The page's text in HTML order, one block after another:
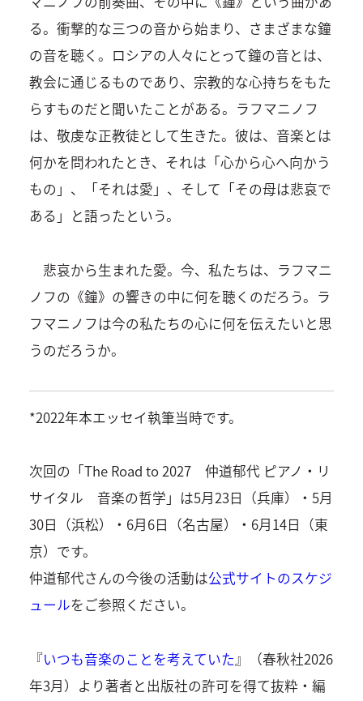
る。衝撃的な三つの音から始まり、さまざまな鐘
の音を聴く。ロシアの人々にとって鐘の音とは、
教会に通じるものであり、宗教的な心持ちをもた
らすものだと聞いたことがある。ラフマニノフ
は、敬虔な正教徒として生きた。彼は、音楽とは
何かを問われたとき、それは「心から心へ向かう
もの」、「それは愛」、そして「その母は悲哀で
ある」と語ったという。
悲哀から生まれた愛。今、私たちは、ラフマニ
ノフの《鐘》の響きの中に何を聴くのだろう。ラ
フマニノフは今の私たちの心に何を伝えたいと思
うのだろうか。
*2022年本エッセイ執筆当時です。
次回の「The Road to 2027 仲道郁代 ピアノ・リ
サイタル 音楽の哲学」は5月23日（兵庫）・5月
30日（浜松）・6月6日（名古屋）・6月14日（東
京）です。
仲道郁代さんの今後の活動は公式サイトのスケジ
ュールをご参照ください。
『いつも音楽のことを考えていた』（春秋社2026
年3月）より著者と出版社の許可を得て抜粋・編